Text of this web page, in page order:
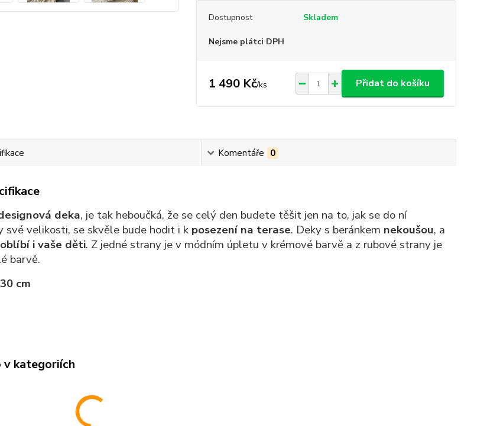
Dostupnost Skladem
Nejsme plátci DPH
1 490 Kč/ks Přidat do košíku
Komentáře 0
deka, je tak heboučká, že se celý den budete těšit jen na to, jak se do ní
své velikosti, se skvěle bude hodit i k posezení na terase. Deky s beránkem nekoušou, a
oblíbí i vaše děti. Z jedné strany je v módním úpletu v krémové barvě a z rubové strany je
barvě.
cm
v kategoriích